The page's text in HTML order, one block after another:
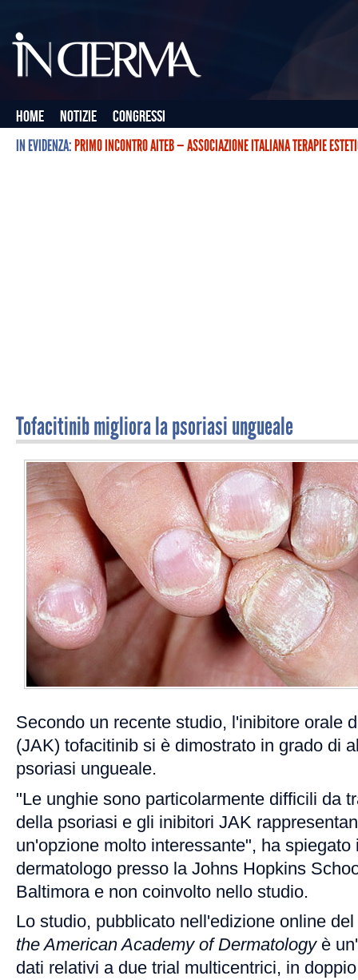
Home Notizie
Congressi
IN EVIDENZA:PRIMO INCONTRO AITEB — ASSOCIAZIONE ITALIANA TERAPIE
Tofacitinib migliora la psoriasi ungueale
Secondo un recente studio, l'inibitore orale
(JAK) tofacitinib si è dimostrato in grado di
psoriasi ungueale.
"Le unghie sono particolarmente difficili da
della psoriasi e gli inibitori JAK
un'opzione molto interessante", ha spiegato
dermatologo presso la Johns Hopkins
Baltimora e non coinvolto nello studio.
Lo studio, pubblicato nell'edizione online
the American Academy of Dermatologyè
dati relativi a due trial multicentrici, in